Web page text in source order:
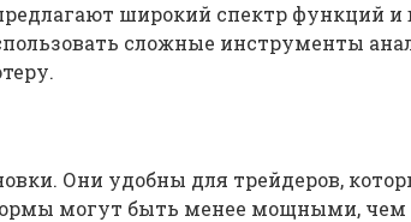
широкий спектр функций
сложные инструменты
Они удобны для трейдеров,
могут быть менее мощными,